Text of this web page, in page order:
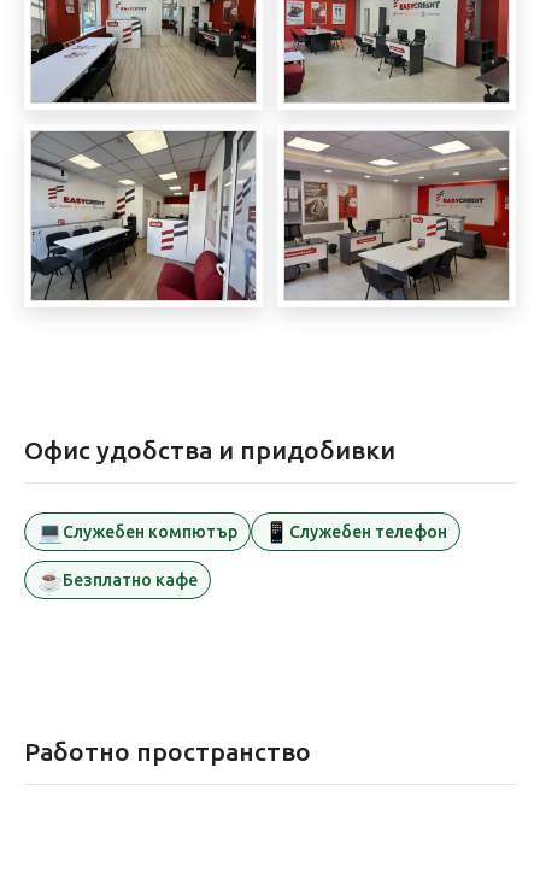
Офис удобства и придобивки
💻 Служебен компютър 📱 Служебен телефон
☕Безплатно кафе
Работно пространство